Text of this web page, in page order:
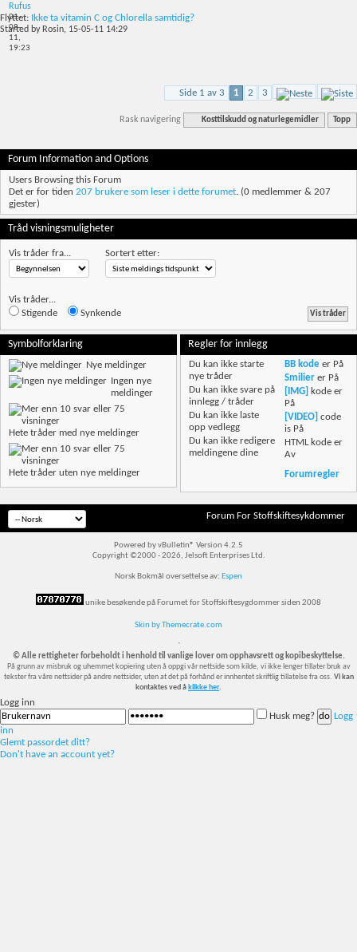
Rufus
01-
08-
11,
19:23
Flyttet: Ikke ta vitamin C og Chlorella samtidig?
Started by Rosin, 15-05-11 14:29
Side 1 av 3 1 2 3
Rask navigering Kosttilskudd og naturlegemidler Topp
Forum Information and Options
Users Browsing this Forum
Det er for tiden 207 brukere som leser i dette forumet. (0 medlemmer & 207
gjester)
Tråd visningsmuligheter
Vis tråder fra... Sortert etter:
Vis tråder...
Stigende
Synkende
Symbolforklaring
Nye meldinger
Ingen nye
meldinger
Hete tråder med nye meldinger
Hete tråder uten nye meldinger
Regler for innlegg
Du kan ikke starte
nye tråder
Du kan ikke svare på
innlegg / tråder
Du kan ikke laste
opp vedlegg
Du kan ikke redigere
meldingene dine
BB kode er På
Smilier er På
[IMG]
kode er
På
[VIDEO] code
is På
HTML kode er
Av
Forumregler
Forum For Stoffskiftesykdommer
Powered by vBulletin® Version 4.2.5
Copyright ©2000 - 2026, Jelsoft Enterprises Ltd.
Norsk Bokmål oversettelse av: Espen
unike besøkende på Forumet for Stoffskiftesygdommer siden 2008
Skin by Themecrate.com
`
© Alle rettigheter forbeholdt i henhold til vanlige lover om opphavsrett og kopibeskyttelse.
På grunn av misbruk og uhemmet kopiering uten å oppgi vår nettside som kilde, vi ikke lenger tillater bruk av
tekster fra våre nettsider på andre nettsider, uten at det på forhånd er innhentet skriftlig tillatelse fra oss. Vi kan
kontaktes ved å klikke her.
Logg inn
Husk meg?
Logg
inn
Glemt passordet ditt?
Don't have an account yet?